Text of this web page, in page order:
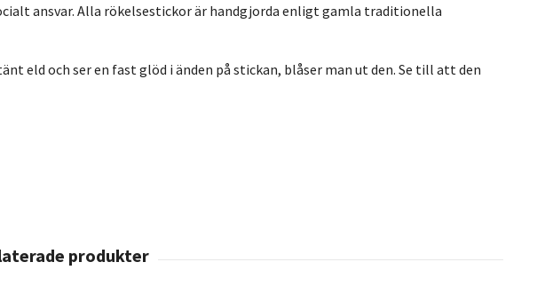
ansvar. Alla rökelsestickor är handgjorda enligt gamla traditionella
eld och ser en fast glöd i änden på stickan, blåser man ut den. Se till att den